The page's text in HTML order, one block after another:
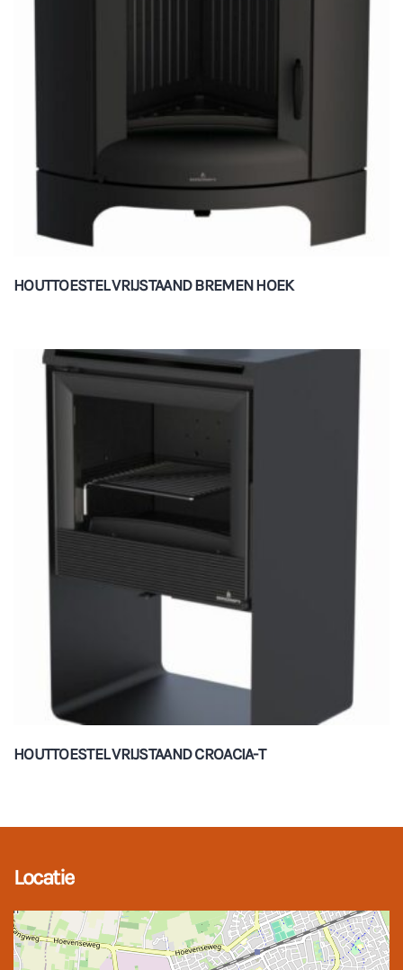
HOUTTOESTEL VRIJSTAAND BREMEN HOEK
HOUTTOESTEL VRIJSTAAND CROACIA-T
Locatie